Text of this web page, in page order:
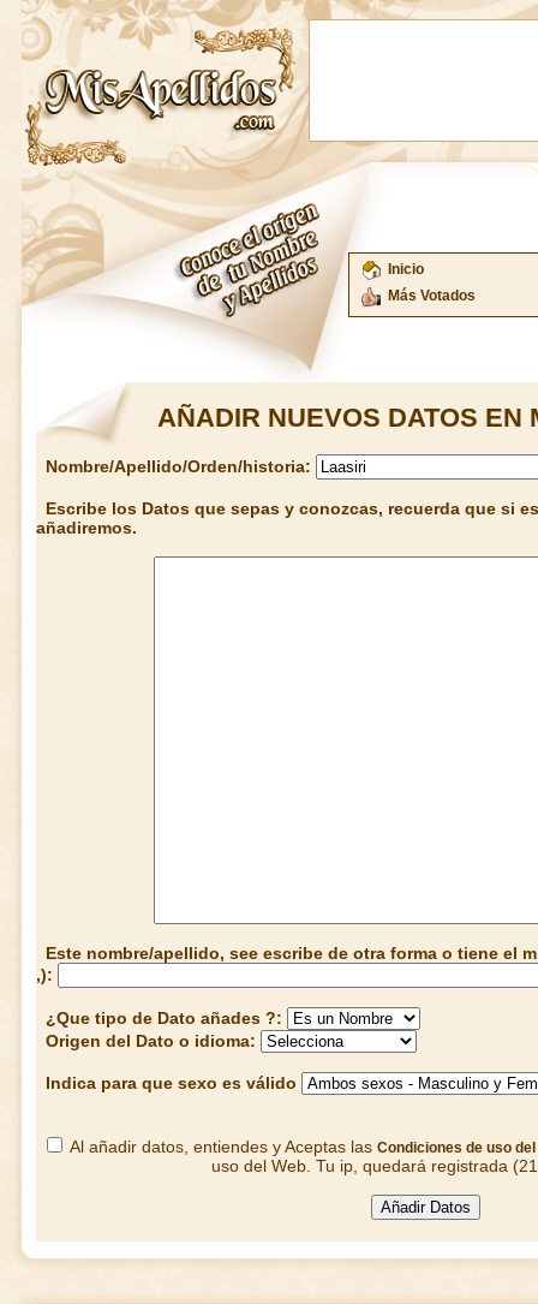
Inicio
Más Votados
AÑADIR NUEVOS DATOS EN
Nombre/Apellido/Orden/historia:
Escribe los Datos que sepas y conozcas, recuerda que si
añadiremos.
Este nombre/apellido, see escribe de otra forma o tiene el
,):
¿Que tipo de Dato añades ?:
Origen del Dato o idioma:
Indica para que sexo es válido
Al añadir datos, entiendes y Aceptas las Condiciones de uso del
uso del Web. Tu ip, quedará registrada